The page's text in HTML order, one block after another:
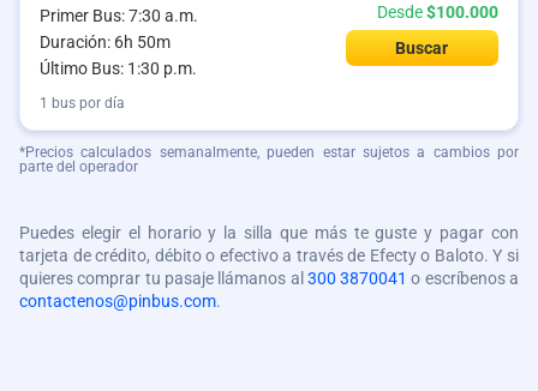
Primer Bus: 7:30 a.m.
Duración: 6h 50m
Último Bus: 1:30 p.m.
Desde$100.000
Buscar
1 bus por día
*Precios calculados semanalmente, pueden estar sujetos a cambios por
parte del operador
Puedes elegir el horario y la silla que más te guste y pagar con
tarjeta de crédito, débito o efectivo a través de Efecty o Baloto. Y si
quieres comprar tu pasaje llámanos al 300 3870041 o escríbenos a
contactenos@pinbus.com.